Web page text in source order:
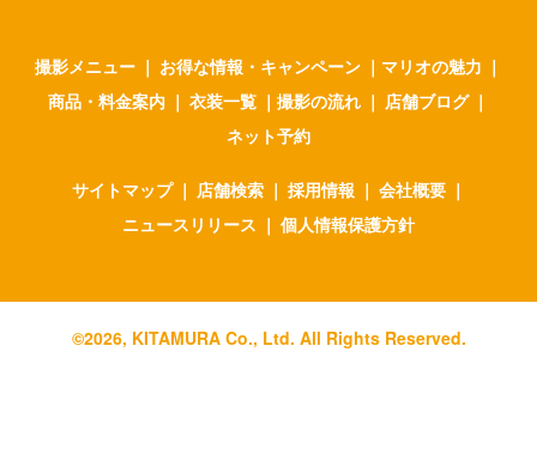
撮影メニュー ｜ お得な情報・キャンペーン ｜ マリオの魅力 ｜
商品・料金案内 ｜ 衣装一覧 ｜ 撮影の流れ ｜ 店舗ブログ ｜
ネット予約
サイトマップ ｜ 店舗検索 ｜ 採用情報 ｜ 会社概要 ｜
ニュースリリース ｜ 個人情報保護方針
©2026, KITAMURA Co., Ltd. All Rights Reserved.